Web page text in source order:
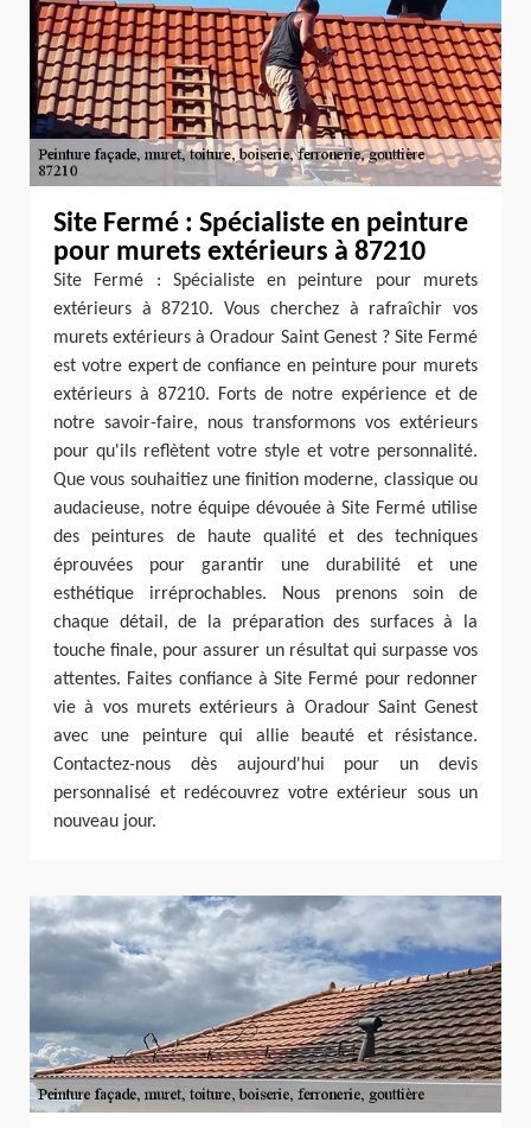
Site Fermé : Spécialiste en peinture
pour murets extérieurs à 87210
Site Fermé : Spécialiste en peinture pour murets
extérieurs à 87210. Vous cherchez à rafraîchir vos
murets extérieurs à Oradour Saint Genest ? Site Fermé
est votre expert de confiance en peinture pour murets
extérieurs à 87210. Forts de notre expérience et de
notre savoir-faire, nous transformons vos extérieurs
pour qu'ils reflètent votre style et votre personnalité.
Que vous souhaitiez une finition moderne, classique ou
audacieuse, notre équipe dévouée à Site Fermé utilise
des peintures de haute qualité et des techniques
éprouvées pour garantir une durabilité et une
esthétique irréprochables. Nous prenons soin de
chaque détail, de la préparation des surfaces à la
touche finale, pour assurer un résultat qui surpasse vos
attentes. Faites confiance à Site Fermé pour redonner
vie à vos murets extérieurs à Oradour Saint Genest
avec une peinture qui allie beauté et résistance.
Contactez-nous dès aujourd'hui pour un devis
personnalisé et redécouvrez votre extérieur sous un
nouveau jour.